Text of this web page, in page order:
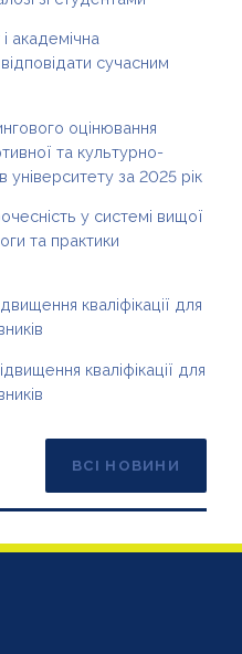
академічна
сучасним
оцінювання
та культурно-
університету за 2025 рік
у системі вищої
та практики
кваліфікації для
кваліфікації для
ВСІ НОВИНИ